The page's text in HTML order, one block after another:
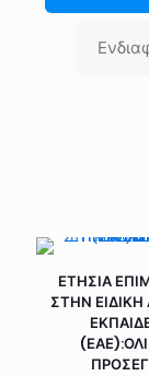
ΕΤΗΣΙΑ
ΣΤΗΝ ΕΙΔΙΚΗ